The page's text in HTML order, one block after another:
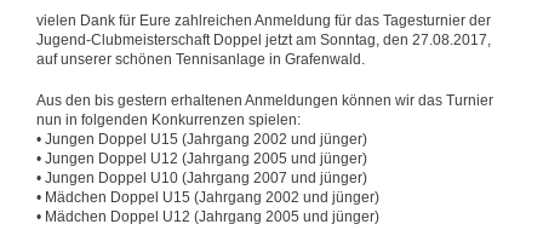
vielen Dank für Eure zahlreichen Anmeldung für das Tagesturnier der
Jugend-Clubmeisterschaft Doppel jetzt am Sonntag, den 27.08.2017,
auf unserer schönen Tennisanlage in Grafenwald.
Aus den bis gestern erhaltenen Anmeldungen können wir das Turnier
nun in folgenden Konkurrenzen spielen:
• Jungen Doppel U15 (Jahrgang 2002 und jünger)
• Jungen Doppel U12 (Jahrgang 2005 und jünger)
• Jungen Doppel U10 (Jahrgang 2007 und jünger)
• Mädchen Doppel U15 (Jahrgang 2002 und jünger)
• Mädchen Doppel U12 (Jahrgang 2005 und jünger)